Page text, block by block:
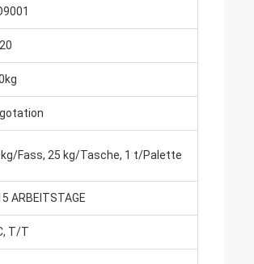
kg/Fass, 25 kg/Tasche, 1 t/Palette
ARBEITSTAGE
T/T